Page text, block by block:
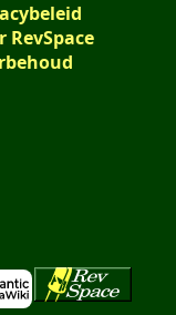
RevSpace